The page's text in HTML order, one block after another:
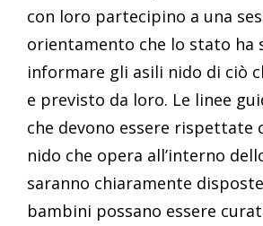
con loro partecipino a una
orientamento che lo stato ha
informare gli asili nido di ciò
e previsto da loro. Le linee
che devono essere rispettate
nido che opera all’interno
saranno chiaramente
bambini possano essere